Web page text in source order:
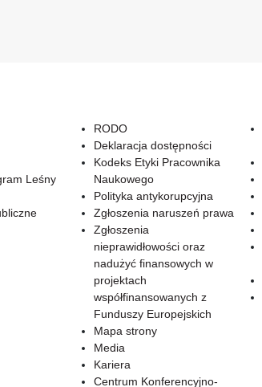
Leśny
RODO
Deklaracja dostępności
Kodeks Etyki Pracownika
Naukowego
Polityka antykorupcyjna
Zgłoszenia naruszeń prawa
Zgłoszenia
nieprawidłowości oraz
nadużyć finansowych w
projektach
współfinansowanych z
Funduszy Europejskich
Mapa strony
Media
Kariera
Centrum Konferencyjno-